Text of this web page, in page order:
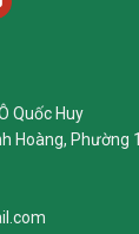
Quốc Huy
Hoàng, Phường